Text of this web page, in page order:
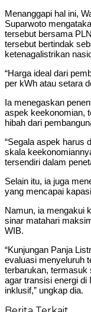
Menanggapi hal ini,
Suparwoto
tersebut bersama
tersebut bertindak
ketenagalistrikan
“Harga ideal dari
per kWh atau setara
Ia menegaskan
aspek keekonomian,
hibah dari
“Segala aspek harus
skala
tersendiri dalam
Selain itu, ia juga
yang mencapai
Namun, ia mengakui
sinar matahari
WIB.
“Kunjungan Panja
evaluasi menyeluruh
terbarukan, termasuk
agar transisi energi di
inklusif,” ungkap dia.